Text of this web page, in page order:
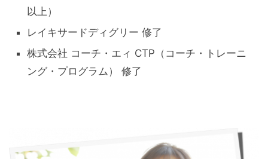
以上）
レイキサードディグリー 修了
株式会社 コーチ・エィ CTP（コーチ・トレーニ
ング・プログラム） 修了